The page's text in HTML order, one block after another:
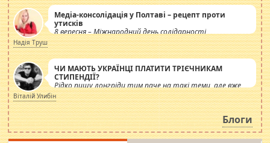
Медіа-консолідація у Полтаві – рецепт проти
утисків
8 вересня – Міжнародний день солідарності
журналістів.
Надія Труш
ЧИ МАЮТЬ УКРАЇНЦІ ПЛАТИТИ ТРІЄЧНИКАМ
СТИПЕНДІЇ?
Рідко пишу лонгріди тим паче на такі теми, але вже
просто дістало! Обурюють сьогоднішні інсенуації
навколо стипендіального питання. Штучно
роздувається ще одна соціальна катастрофа.
Віталій Улибін
Блоги